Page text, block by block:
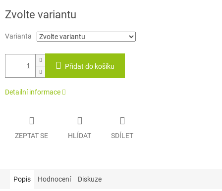
cena:
Zvolte variantu
Varianta
Přidat do košíku
Detailní informace
ZEPTAT SE HLÍDAT SDÍLET
Popis Hodnocení Diskuze